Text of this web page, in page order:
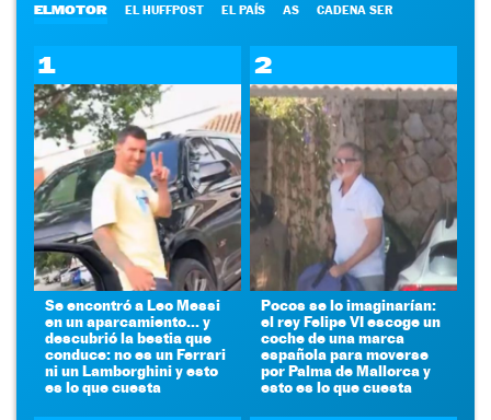
ELMOTOR EL HUFFPOST EL PAÍS AS CADENA SER
1
Se encontró a Leo Messi
en un aparcamiento... y
descubrió la bestia que
conduce: no es un Ferrari
ni un Lamborghini y esto
es lo que cuesta
2
Pocos se lo imaginarían:
el rey Felipe VI escoge un
coche de una marca
española para moverse
por Palma de Mallorca y
esto es lo que cuesta